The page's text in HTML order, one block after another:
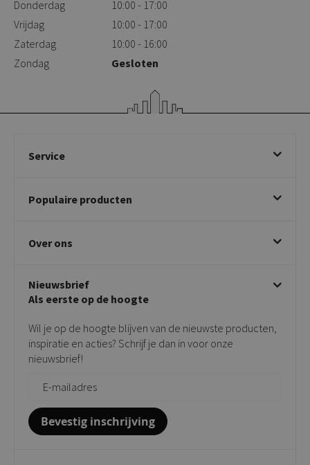
Donderdag
10:00 - 17:00
Vrijdag
10:00 - 17:00
Zaterdag
10:00 - 16:00
Zondag
Gesloten
Service
Betalen & annuleren
Klachtafhandeling
Privacy policy
Populaire producten
Draaibare eetkamerstoelen
Taupe stoelen
Tuinstoelen
Bijzettafels
Over ons
Showroom
Contact
Onderhoudsproducten
Vloerbescherming
Giftcards
Nieuwsbrief
Als eerste op de hoogte
Wil je op de hoogte blijven van de nieuwste producten,
inspiratie en acties? Schrijf je dan in voor onze
nieuwsbrief!
Bevestig inschrijving